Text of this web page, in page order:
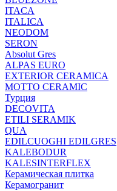
ITACA
ITALICA
NEODOM
SERON
Absolut Gres
ALPAS EURO
EXTERIOR CERAMICA
MOTTO CERAMIC
Турция
DECOVITA
ETILI SERAMIK
QUA
EDILCUOGHI EDILGRES
KALEBODUR
KALESINTERFLEX
Керамическая плитка
Керамогранит